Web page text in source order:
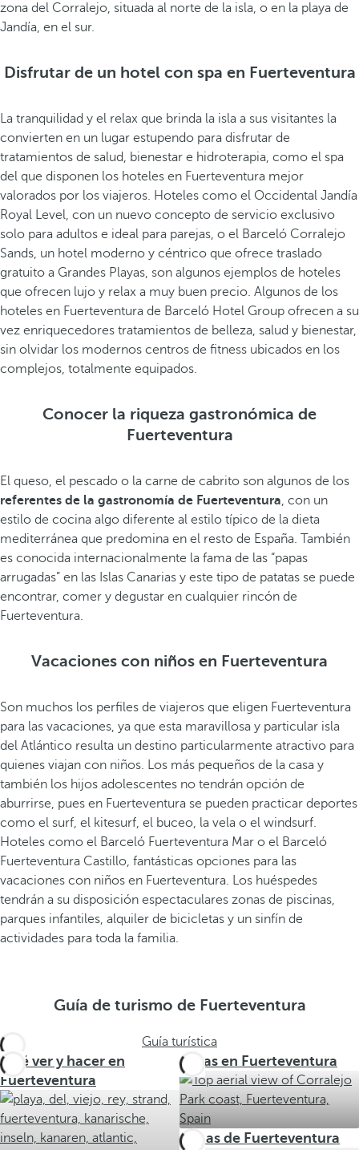
zona del Corralejo, situada al norte de la isla, o en la playa de
Jandía, en el sur.
Disfrutar de un hotel con spa en Fuerteventura
La tranquilidad y el relax que brinda la isla a sus visitantes la
convierten en un lugar estupendo para disfrutar de
tratamientos de salud, bienestar e hidroterapia, como el spa
del que disponen los hoteles en Fuerteventura mejor
valorados por los viajeros. Hoteles como el Occidental Jandía
Royal Level, con un nuevo concepto de servicio exclusivo
solo para adultos e ideal para parejas, o el Barceló Corralejo
Sands, un hotel moderno y céntrico que ofrece traslado
gratuito a Grandes Playas, son algunos ejemplos de hoteles
que ofrecen lujo y relax a muy buen precio. Algunos de los
hoteles en Fuerteventura de Barceló Hotel Group ofrecen a su
vez enriquecedores tratamientos de belleza, salud y bienestar,
sin olvidar los modernos centros de fitness ubicados en los
complejos, totalmente equipados.
Conocer la riqueza gastronómica de
Fuerteventura
El queso, el pescado o la carne de cabrito son algunos de los
referentes de la gastronomía de Fuerteventura, con un
estilo de cocina algo diferente al estilo típico de la dieta
mediterránea que predomina en el resto de España. También
es conocida internacionalmente la fama de las “papas
arrugadas” en las Islas Canarias y este tipo de patatas se puede
encontrar, comer y degustar en cualquier rincón de
Fuerteventura.
Vacaciones con niños en Fuerteventura
Son muchos los perfiles de viajeros que eligen Fuerteventura
para las vacaciones, ya que esta maravillosa y particular isla
del Atlántico resulta un destino particularmente atractivo para
quienes viajan con niños. Los más pequeños de la casa y
también los hijos adolescentes no tendrán opción de
aburrirse, pues en Fuerteventura se pueden practicar deportes
como el surf, el kitesurf, el buceo, la vela o el windsurf.
Hoteles como el Barceló Fuerteventura Mar o el Barceló
Fuerteventura Castillo, fantásticas opciones para las
vacaciones con niños en Fuerteventura. Los huéspedes
tendrán a su disposición espectaculares zonas de piscinas,
parques infantiles, alquiler de bicicletas y un sinfín de
actividades para toda la familia.
Guía de turismo de Fuerteventura
Guía turística
Qué ver y hacer en
Fuerteventura
Rutas en Fuerteventura
Zonas de Fuerteventura